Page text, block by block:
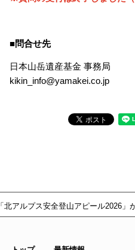
■問合せ先
日本山岳遺産基金 事務局
kikin_info@yamakei.co.jp
「北アルプス安全登山アピール2026